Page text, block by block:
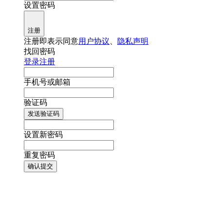
设置密码
注册
注册即表示同意用户协议
隐私声明
找回密码
登录注册
手机号或邮箱
验证码
发送验证码
设置新密码
重复密码
确认提交